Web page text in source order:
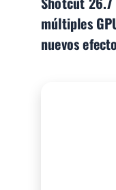
múltiples
nuevos